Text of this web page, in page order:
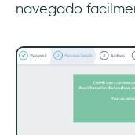
navegado